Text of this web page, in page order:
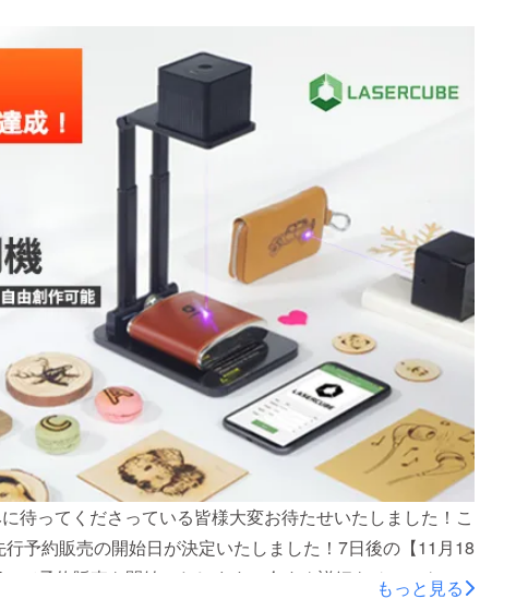
待ってくださっている皆様大変お待たせいたしました！こ
予約販売の開始日が決定いたしました！7日後の【11月18
て予約販売を開始いたします。今すぐ詳細をチェック！
もっと見る